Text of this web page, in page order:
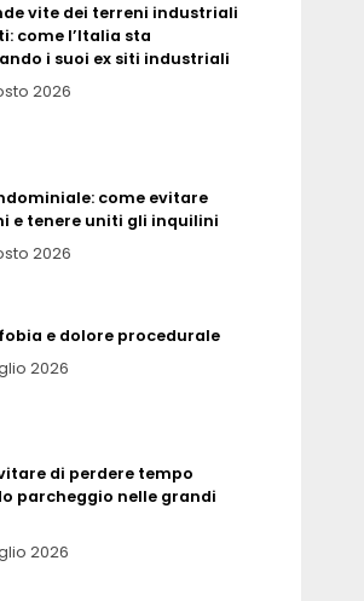
vite dei terreni industriali
come l’Italia sta
i suoi ex siti industriali
2026
come evitare
e tenere uniti gli inquilini
2026
e dolore procedurale
2026
di perdere tempo
parcheggio nelle grandi
2026